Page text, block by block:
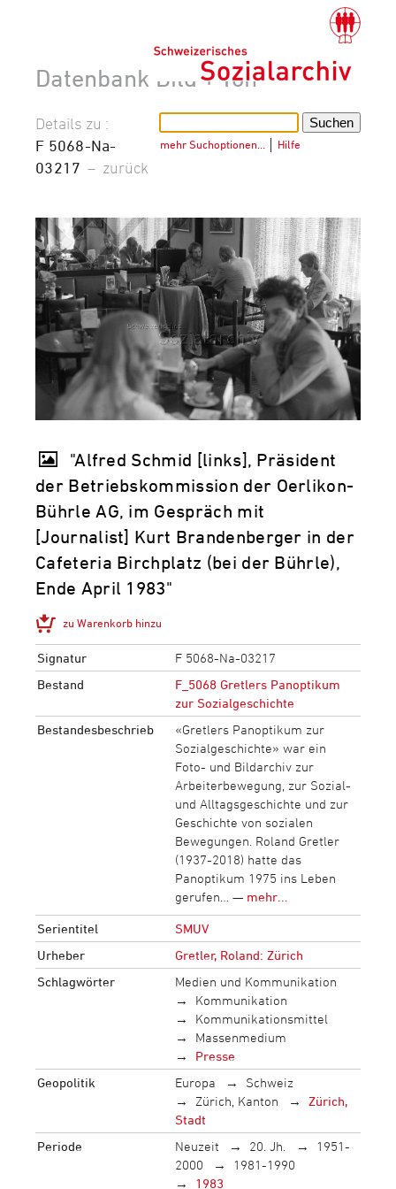
Datenbank Bild + Ton
mehr Suchoptionen… Hilfe
Details zu :
F 5068-Na-
03217 – zurück
"Alfred Schmid [links], Präsident
der Betriebskommission der Oerlikon-
Bührle AG, im Gespräch mit
[Journalist] Kurt Brandenberger in der
Cafeteria Birchplatz (bei der Bührle),
Ende April 1983"
zu Warenkorb hinzu
Signatur
F 5068-Na-03217
Bestand
F_5068 Gretlers Panoptikum
zur Sozialgeschichte
Bestandesbeschrieb
«Gretlers Panoptikum zur
Sozialgeschichte» war ein
Foto- und Bildarchiv zur
Arbeiterbewegung, zur Sozial-
und Alltagsgeschichte und zur
Geschichte von sozialen
Bewegungen. Roland Gretler
(1937-2018) hatte das
Panoptikum 1975 ins Leben
gerufen… — mehr...
Serientitel
SMUV
Urheber
Gretler, Roland: Zürich
Schlagwörter
Medien und Kommunikation
Kommunikation
Kommunikationsmittel
Massenmedium
Presse
Geopolitik
Europa
Schweiz
Zürich, Kanton
Zürich,
Stadt
Periode
Neuzeit 20. Jh.
1951-
2000
1981-1990
1983